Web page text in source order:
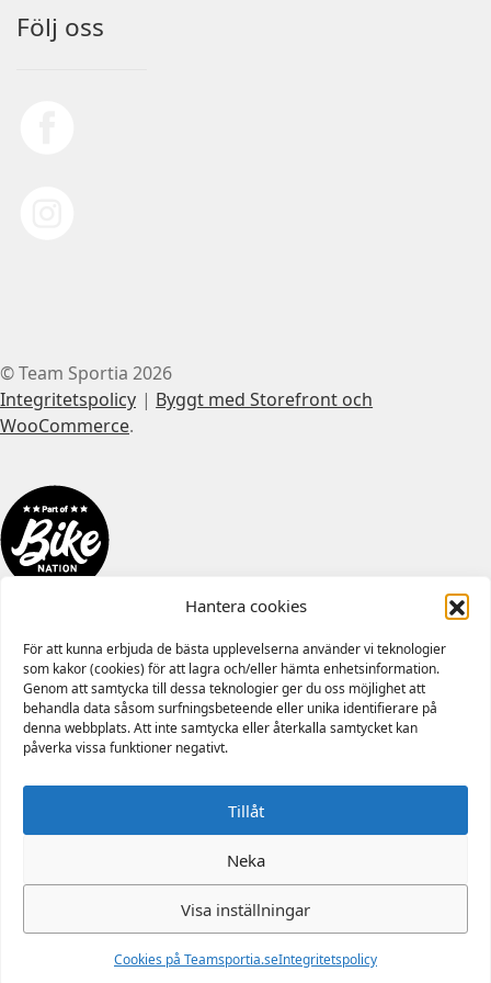
Hantera cookies
För att kunna erbjuda de bästa upplevelserna använder vi teknologier
som kakor (cookies) för att lagra och/eller hämta enhetsinformation.
Genom att samtycka till dessa teknologier ger du oss möjlighet att
behandla data såsom surfningsbeteende eller unika identifierare på
denna webbplats. Att inte samtycka eller återkalla samtycket kan
påverka vissa funktioner negativt.
Tillåt
Neka
Visa inställningar
Cookies på Teamsportia.seIntegritetspolicy
Följ oss
© Team Sportia 2026
Integritetspolicy
Byggt med Storefront och
WooCommerce.